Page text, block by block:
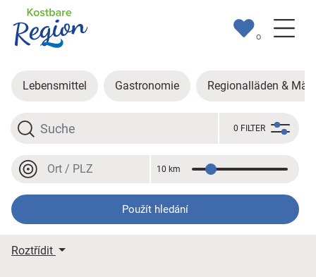
0
Lebensmittel Gastronomie Regionalläden &
Hledat
0 FILTER
Místo nebo PSČ
Vzdálenost
10 km
Použít hledání
Moje výsledky hledání
Roztřídit